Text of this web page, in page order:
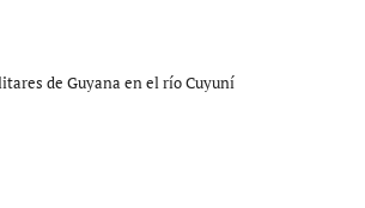
de Guyana en el río Cuyuní